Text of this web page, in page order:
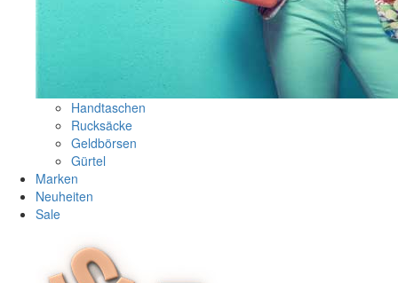
Handtaschen
Rucksäcke
Geldbörsen
Gürtel
Marken
Neuheiten
Sale